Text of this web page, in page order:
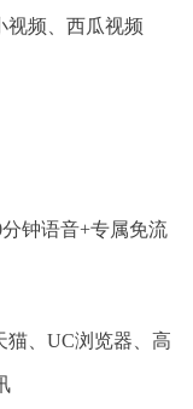
视频、西瓜视频
钟语音+专属免流
猫、UC浏览器、高